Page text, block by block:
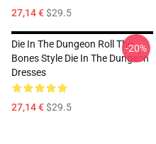
27,14 €$29.5
Die In The Dungeon Roll The
Bones Style Die In The Dungeon
Dresses
27,14 €$29.5
-20%